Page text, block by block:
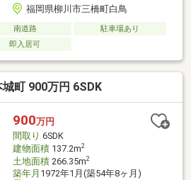
福岡県柳川市三橋町白鳥
南道路
駐車場あり
即入居可
町 900万円 6SDK
900万円
間取り 6SDK
建物面積137.2m2
土地面積266.35m2
築年月 1972年1月(築54年8ヶ月)